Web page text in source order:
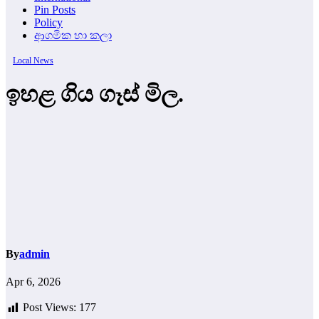
Pin Posts
Policy
ආගමික හා කලා
Local News
ඉහළ ගිය ගෑස් මිල.
Byadmin
Apr 6, 2026
Post Views: 177